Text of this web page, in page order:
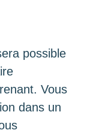
possible
Vous
dans un